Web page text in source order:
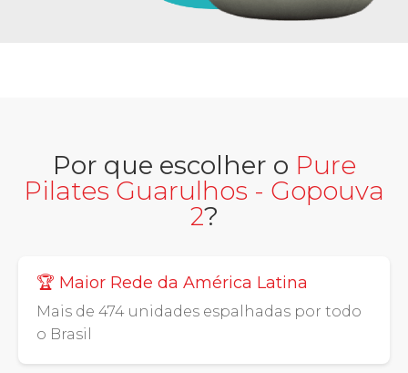
Por que escolher o Pure
Pilates Guarulhos - Gopouva
2?
🏆 Maior Rede da América Latina
Mais de 474 unidades espalhadas por todo
o Brasil